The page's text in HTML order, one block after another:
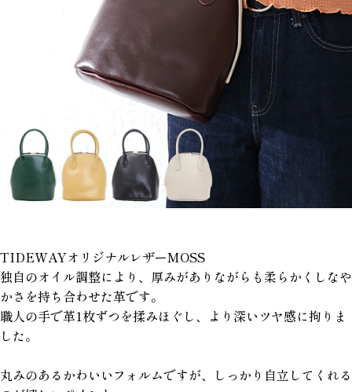
TIDEWAYオリジナルレザーMOSS
独自のオイル調整により、厚みがありながらも柔らかくしなや
かさを持ち合わせた革です。
職人の手で革1枚ずつを揉みほぐし、より深いツヤ感に拘りま
した。
丸みのあるかわいいフォルムですが、しっかり自立してくれる